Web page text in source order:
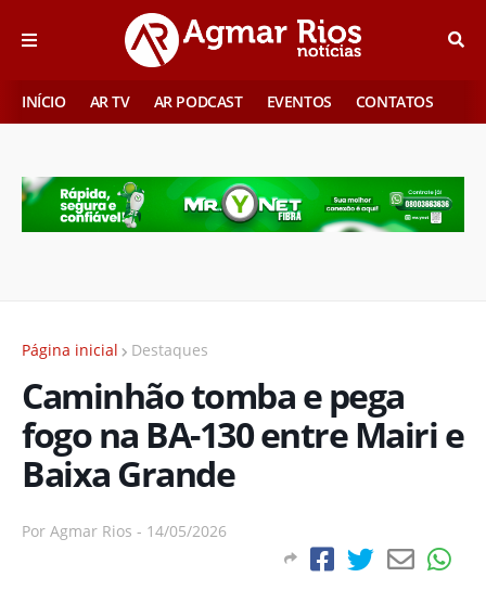
INÍCIO AR TV AR PODCAST EVENTOS CONTATOS
Página inicial Destaques
Caminhão tomba e pega
fogo na BA-130 entre Mairi e
Baixa Grande
Por Agmar Rios - 14/05/2026